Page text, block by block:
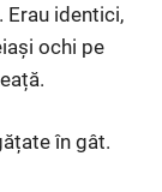
Erau identici,
ochi pe
în gât.